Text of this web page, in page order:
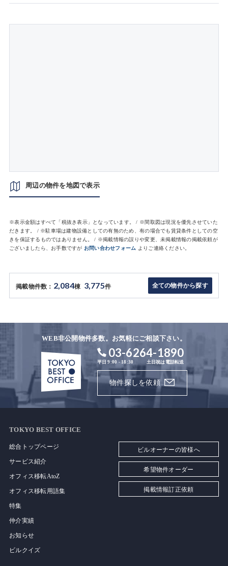
周辺の物件を地図で表示
※表示金額はすべて「税抜き表示」となっています。 / ※間取図は現況を優先させていた
だきます。 / ※駐車場は建物設備としての有無のため、有の場合でも賃貸条件としての空
きを保証するものではありません。 / ※掲載情報の誤りや変更、未掲載情報の掲載依頼が
ございましたら、お手数ですが お問い合わせフォーム よりご連絡ください。
掲載物件数： 2,084棟 3,775件 全ての物件から探す
WEB非公開物件多数。お気軽にご相談下さい。
03-6264-1890
平日 9:00 - 18:30 土日祝は電話転送
物件探しを依頼
TOKYO BEST OFFICE
総合トップページ
サービス紹介
オフィス移転AtoZ
オフィス移転用語集
特集
仲介実績
お知らせ
ビルクイズ
ビルオーナーの皆様へ
希望物件オーダー
掲載情報訂正依頼